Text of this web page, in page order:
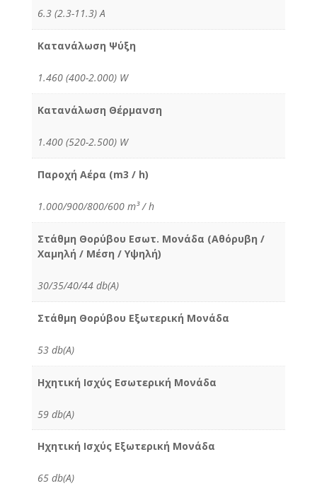
6.3 (2.3-11.3) Α
Κατανάλωση Ψύξη
1.460 (400-2.000) W
Κατανάλωση Θέρμανση
1.400 (520-2.500) W
Παροχή Αέρα (m3 / h)
1.000/900/800/600 m³ / h
Στάθμη Θορύβου Εσωτ. Μονάδα (Αθόρυβη /
Χαμηλή / Μέση / Υψηλή)
30/35/40/44 db(A)
Στάθμη Θορύβου Εξωτερική Μονάδα
53 db(A)
Ηχητική Ισχύς Εσωτερική Μονάδα
59 db(A)
Ηχητική Ισχύς Εξωτερική Μονάδα
65 db(A)